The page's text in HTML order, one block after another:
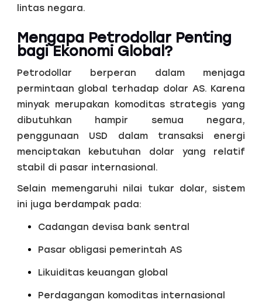
lintas negara.
Mengapa Petrodollar Penting
bagi Ekonomi Global?
Petrodollar berperan dalam menjaga
permintaan global terhadap dolar AS. Karena
minyak merupakan komoditas strategis yang
dibutuhkan hampir semua negara,
penggunaan USD dalam transaksi energi
menciptakan kebutuhan dolar yang relatif
stabil di pasar internasional.
Selain memengaruhi nilai tukar dolar, sistem
ini juga berdampak pada:
Cadangan devisa bank sentral
Pasar obligasi pemerintah AS
Likuiditas keuangan global
Perdagangan komoditas internasional